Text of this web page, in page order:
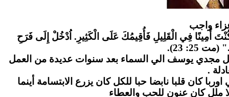
واجب
أَمِينًا فِي الْقَلِيلِ فَأُقِيمُكَ عَلَى الْكَثِيرِ. اُدْخُلْ إِلَى فَرَحِ
25: 23).
مجدي يوسف الي السماء بعد سنوات عديدة من العمل
.
كان قلبا نابضا حبا للكل كان يزرع الابتسامة أينما
ملل كان عنون للحب والعطاء